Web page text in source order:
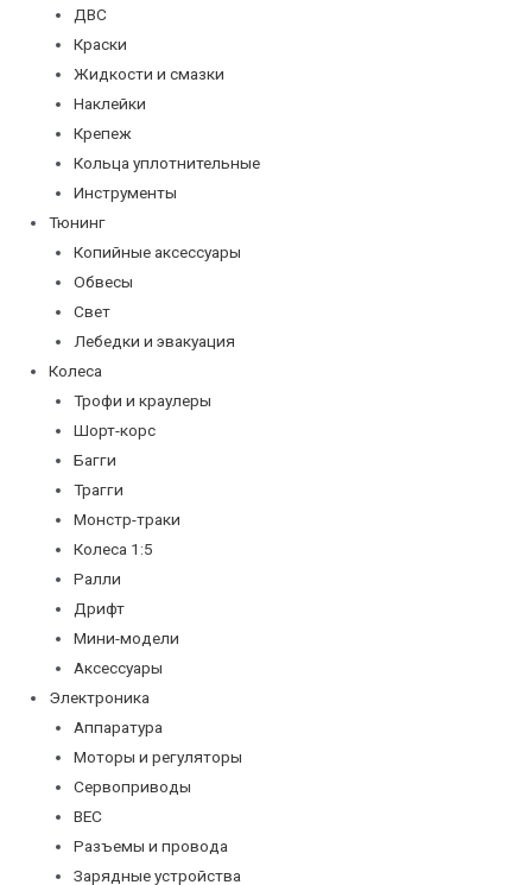
ДВС
Краски
Жидкости и смазки
Наклейки
Крепеж
Кольца уплотнительные
Инструменты
Тюнинг
Копийные аксессуары
Обвесы
Свет
Лебедки и эвакуация
Колеса
Трофи и краулеры
Шорт-корс
Багги
Трагги
Монстр-траки
Колеса 1:5
Ралли
Дрифт
Мини-модели
Аксессуары
Электроника
Аппаратура
Моторы и регуляторы
Сервоприводы
BEC
Разъемы и провода
Зарядные устройства